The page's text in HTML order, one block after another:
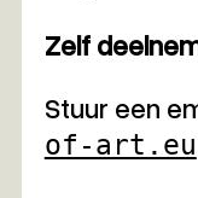
Zelf
Stuur een
of-art.eu